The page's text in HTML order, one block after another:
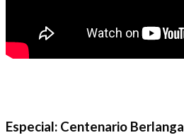
Especial: Centenario Berlanga